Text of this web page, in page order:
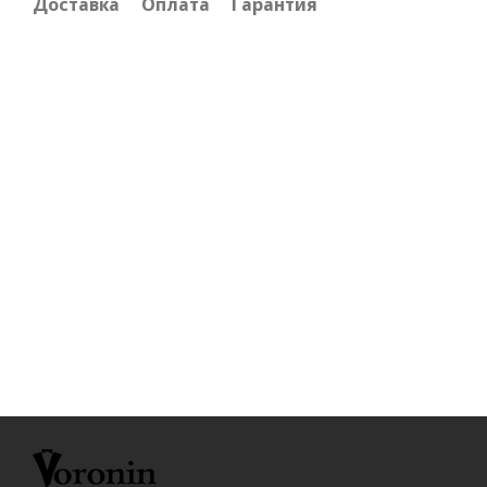
Доставка Оплата Гарантия